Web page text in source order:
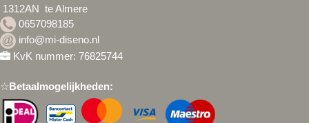
1312AN te Almere
0657098185
info@mi-diseno.nl
KvK nummer: 76825744
☆Betaalmogelijkheden: